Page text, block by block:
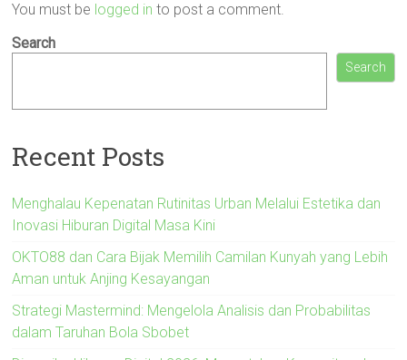
You must be logged in to post a comment.
Search
Search
Recent Posts
Menghalau Kepenatan Rutinitas Urban Melalui Estetika dan
Inovasi Hiburan Digital Masa Kini
OKTO88 dan Cara Bijak Memilih Camilan Kunyah yang Lebih
Aman untuk Anjing Kesayangan
Strategi Mastermind: Mengelola Analisis dan Probabilitas
dalam Taruhan Bola Sbobet